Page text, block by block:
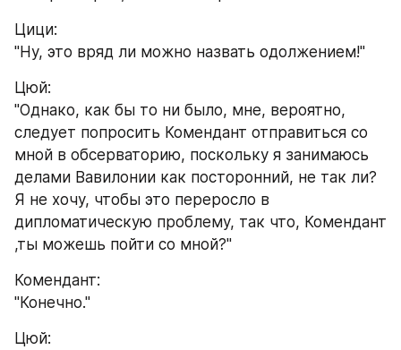
Цици:
"Ну, это вряд ли можно назвать одолжением!"
Цюй:
"Однако, как бы то ни было, мне, вероятно,
следует попросить Комендант отправиться со
мной в обсерваторию, поскольку я занимаюсь
делами Вавилонии как посторонний, не так ли?
Я не хочу, чтобы это переросло в
дипломатическую проблему, так что, Комендант
,ты можешь пойти со мной?"
Комендант:
"Конечно."
Цюй: